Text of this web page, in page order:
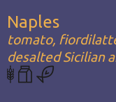
Naples
tomato,
desalted Sicilian